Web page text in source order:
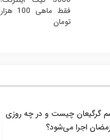
فقط ماهی 100 هزار
تومان